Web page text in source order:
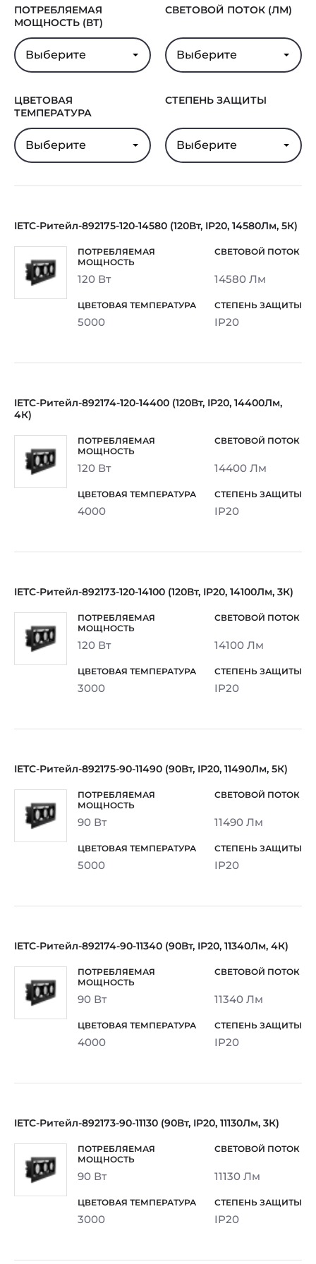
Срок службы
светодиодов
В реестре
Минпромторга
Нет
Гарантия 5 лет
ПОТРЕБЛЯЕМАЯ
МОЩНОСТЬ (ВТ)
Выберите
СВЕТОВОЙ ПОТОК (ЛМ)
Выберите
ЦВЕТОВАЯ
ТЕМПЕРАТУРА
Выберите
СТЕПЕНЬ ЗАЩИТЫ
Выберите
IETC-Ритейл-892175-120-14580 (120Вт, IP20, 14580Лм, 5К)
120 Вт 14580 Лм
5000 IP20
IETC-Ритейл-892174-120-14400 (120Вт, IP20, 14400Лм,
4К)
120 Вт 14400 Лм
4000 IP20
IETC-Ритейл-892173-120-14100 (120Вт, IP20, 14100Лм, 3К)
120 Вт 14100 Лм
3000 IP20
IETC-Ритейл-892175-90-11490 (90Вт, IP20, 11490Лм, 5К)
90 Вт 11490 Лм
5000 IP20
IETC-Ритейл-892174-90-11340 (90Вт, IP20, 11340Лм, 4К)
90 Вт 11340 Лм
4000 IP20
IETC-Ритейл-892173-90-11130 (90Вт, IP20, 11130Лм, 3К)
90 Вт 11130 Лм
3000 IP20